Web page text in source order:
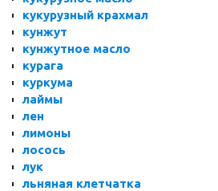
кукурузный крахмал
кунжут
кунжутное масло
курага
куркума
лаймы
лен
лимоны
лосось
лук
льняная клетчатка